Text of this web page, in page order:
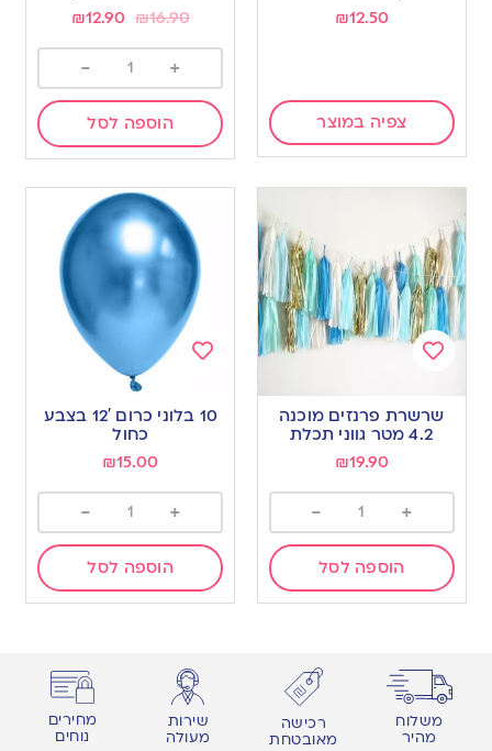
₪12.50
צפיה במוצר
₪16.90
₪12.90
+
-
הוספה לסל
to
wishlist
שרשרת פרנזים מוכנה
4.2 מטר גווני תכלת
₪19.90
+
-
הוספה לסל
to
wishlist
10 בלוני כרום 12′ בצבע
כחול
₪15.00
+
-
הוספה לסל
משלוח
מהיר
רכישה
מאובטחת
שירות
מעולה
מחירים
נוחים